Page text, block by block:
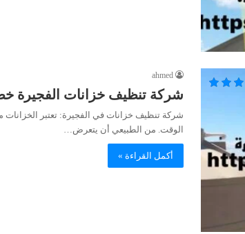
ahmed
شركة تنظيف خزانات الفجيرة خصم
شركة تنظيف خزانات في الفجيرة: تعتبر الخزانات
الوقت. من الطبيعي أن يتعرض…
أكمل القراءة »